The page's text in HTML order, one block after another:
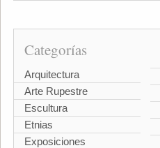
Categorías
Arquitectura
Arte Rupestre
Escultura
Etnias
Exposiciones